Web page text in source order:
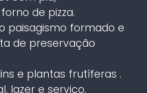
de pizza.
paisagismo formado e
de preservação
e plantas frutíferas .
lazer e serviço.